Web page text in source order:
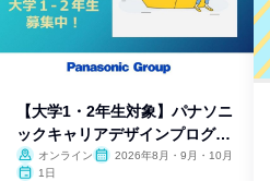
【大学1・2年生対象】パナソニ
ックキャリアデザインプログラ
ム
オンライン
2026年8月・9月・10月
1日